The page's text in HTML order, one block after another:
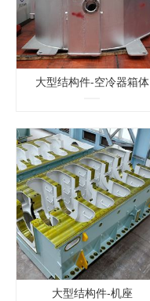
大型结构件-空冷器箱体
大型结构件-机座